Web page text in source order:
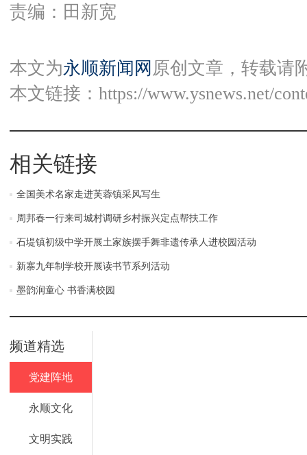
责编：田新宽
本文为永顺新闻网 原创文章，转载请
本文链接： https://www.ysnews.net/
相关链接
全国美术名家走进芙蓉镇采风写生
周邦春一行来司城村调研乡村振兴定点帮扶工作
石堤镇初级中学开展土家族摆手舞非遗传承人进校园活动
新寨九年制学校开展读书节系列活动
墨韵润童心 书香满校园
频道精选
党建阵地
永顺文化
文明实践